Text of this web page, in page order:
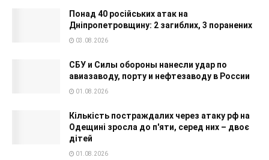
Понад 40 російських атак на
Дніпропетровщину: 2 загиблих, 3 поранених
03.08.2026
СБУ и Силы обороны нанесли удар по
авиазаводу, порту и нефтезаводу в России
01.08.2026
Кількість постраждалих через атаку рф на
Одещині зросла до п'яти, серед них – двоє
дітей
01.08.2026